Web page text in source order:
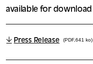
available for download
Press Release (PDF,641 ko)